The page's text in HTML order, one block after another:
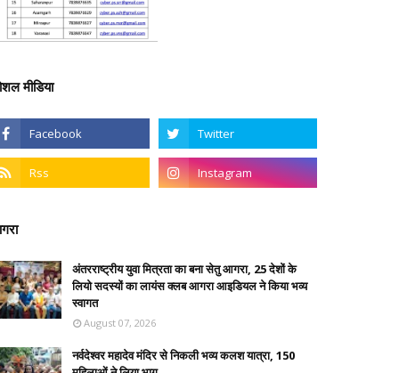
मीडिया
अंतरराष्ट्रीय युवा मित्रता का बना सेतु आगरा, 25 देशों के
लियो सदस्यों का लायंस क्लब आगरा आइडियल ने किया भव्य
स्वागत
August 07, 2026
नर्वदेश्वर महादेव मंदिर से निकली भव्य कलश यात्रा, 150